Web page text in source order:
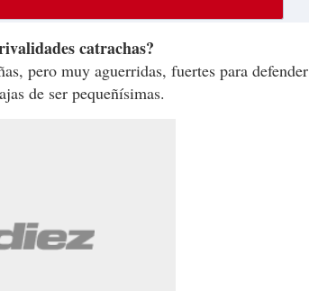
catrachas?
pero muy aguerridas, fuertes para defender
de ser pequeñísimas.